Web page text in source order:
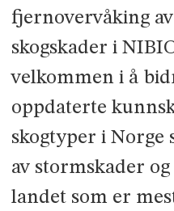
fjernovervåking
skogskader i
velkommen i å
oppdaterte
skogtyper i Norge
av stormskader
landet som er